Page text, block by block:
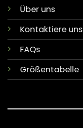
Über uns
Kontaktiere uns
FAQs
Größentabelle